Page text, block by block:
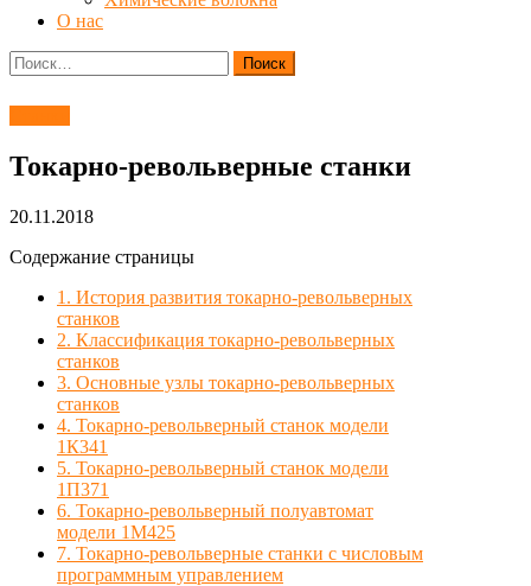
О нас
Найти:
Токарно-револьверные станки
20.11.2018
Содержание страницы
1. История развития токарно-револьверных
станков
2. Классификация токарно-револьверных
станков
3. Основные узлы токарно-револьверных
станков
4. Токарно-револьверный станок модели
1К341
5. Токарно-револьверный станок модели
1П371
6. Токарно-револьверный полуавтомат
модели 1М425
7. Токарно-револьверные станки с числовым
программным управлением